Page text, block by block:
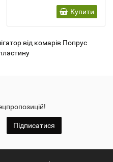
Купити
від комарів Попрус
Підписатися